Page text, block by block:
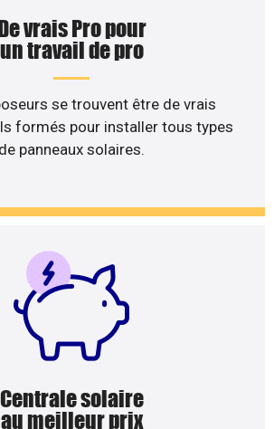
vrais Pro pour
un travail de pro
se trouvent être de vrais
formés pour installer tous types
de panneaux solaires.
Centrale solaire
au meilleur prix